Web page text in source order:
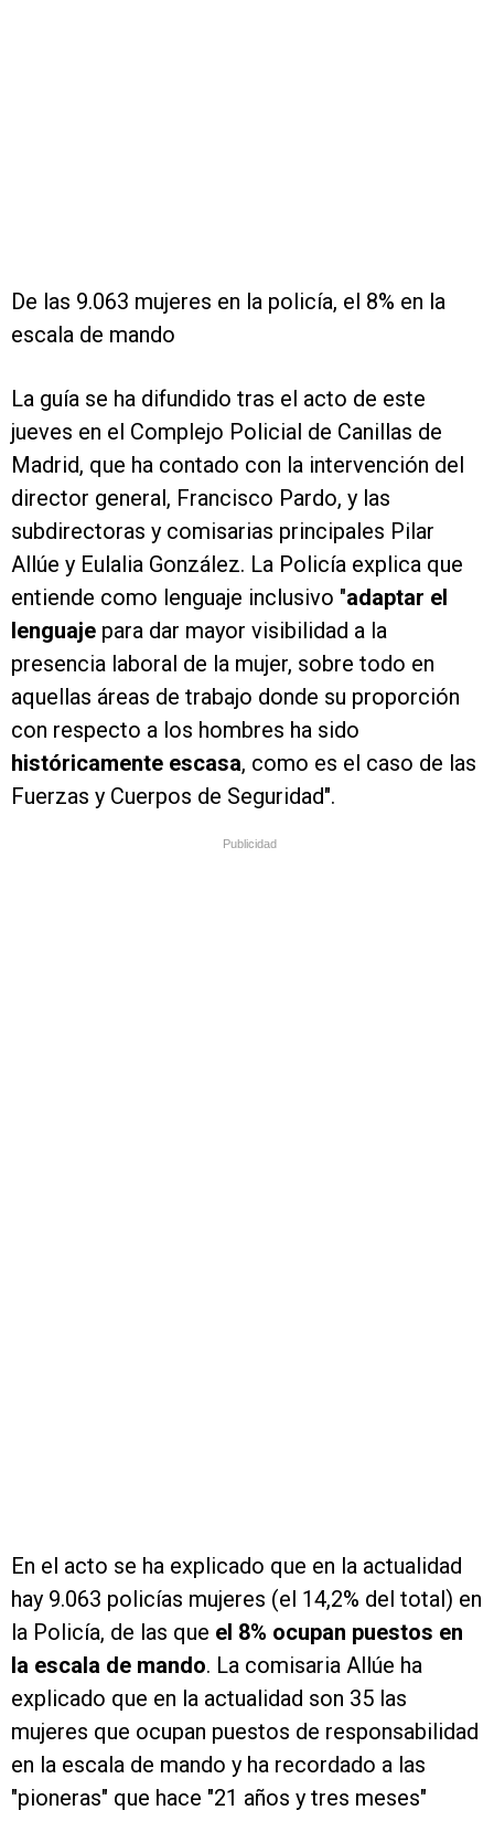
De las 9.063 mujeres en la policía, el 8% en la
escala de mando
La guía se ha difundido tras el acto de este
jueves en el Complejo Policial de Canillas de
Madrid, que ha contado con la intervención del
director general, Francisco Pardo, y las
subdirectoras y comisarias principales Pilar
Allúe y Eulalia González. La Policía explica que
entiende como lenguaje inclusivo "adaptar el
lenguaje para dar mayor visibilidad a la
presencia laboral de la mujer, sobre todo en
aquellas áreas de trabajo donde su proporción
con respecto a los hombres ha sido
históricamente escasa, como es el caso de las
Fuerzas y Cuerpos de Seguridad".
Publicidad
En el acto se ha explicado que en la actualidad
hay 9.063 policías mujeres (el 14,2% del total) en
la Policía, de las que el 8% ocupan puestos en
la escala de mando. La comisaria Allúe ha
explicado que en la actualidad son 35 las
mujeres que ocupan puestos de responsabilidad
en la escala de mando y ha recordado a las
"pioneras" que hace "21 años y tres meses"